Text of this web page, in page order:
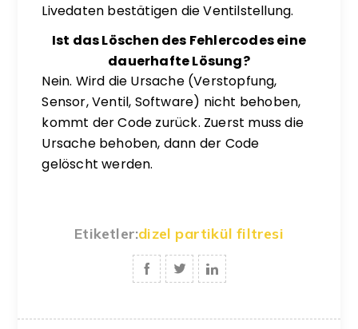
Livedaten bestätigen die Ventilstellung.
Ist das Löschen des Fehlercodes eine
dauerhafte Lösung?
Nein. Wird die Ursache (Verstopfung,
Sensor, Ventil, Software) nicht behoben,
kommt der Code zurück. Zuerst muss die
Ursache behoben, dann der Code
gelöscht werden.
Etiketler:dizel partikül filtresi